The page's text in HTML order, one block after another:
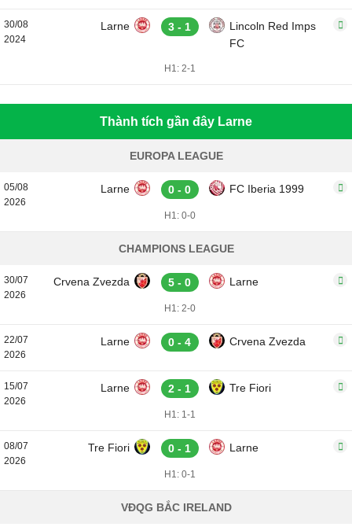
30/08
2024
Larne 3 - 1
Lincoln Red Imps
FC
H1: 2-1
Thành tích gần đây Larne
EUROPA LEAGUE
05/08
2026
Larne 0 - 0 FC Iberia 1999
H1: 0-0
CHAMPIONS LEAGUE
30/07
2026
Crvena Zvezda 5 - 0 Larne
H1: 2-0
22/07
2026
Larne 0 - 4 Crvena Zvezda
15/07
2026
Larne 2 - 1 Tre Fiori
H1: 1-1
08/07
2026
Tre Fiori 0 - 1 Larne
H1: 0-1
VĐQG BẮC IRELAND